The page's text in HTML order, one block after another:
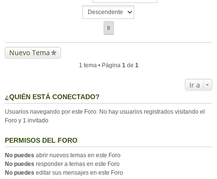
Nuevo Tema
1 tema • Página 1de 1
Ir a
¿QUIÉN ESTÁ CONECTADO?
Usuarios navegando por este Foro: No hay usuarios registrados visitando el
Foro y 1 invitado
PERMISOS DEL FORO
No puedes abrir nuevos temas en este Foro
No puedes responder a temas en este Foro
No puedes editar sus mensajes en este Foro